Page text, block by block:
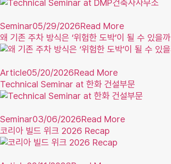
Seminar05/29/2026Read More
왜 기존 주차 방식은 ‘위험한 도박’이 될 수 있을까
Article05/20/2026Read More
Technical Seminar at 한화 건설부문
Seminar03/06/2026Read More
코리아 빌드 위크 2026 Recap